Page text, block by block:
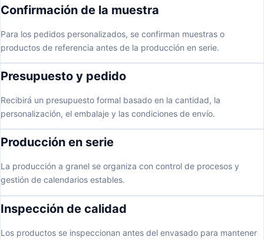
Confirmación de la muestra
Para los pedidos personalizados, se confirman muestras o
productos de referencia antes de la producción en serie.
Presupuesto y pedido
Recibirá un presupuesto formal basado en la cantidad, la
personalización, el embalaje y las condiciones de envío.
Producción en serie
La producción a granel se organiza con control de procesos y
gestión de calendarios estables.
Inspección de calidad
Los productos se inspeccionan antes del envasado para mantener